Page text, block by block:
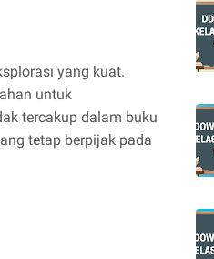
yang kuat.
untuk
tercakup dalam buku
tetap berpijak pada